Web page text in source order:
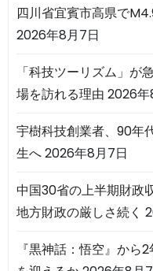
四川省宜賓市高県で
2026年8月7日
「科技ツーリズム」
場を訪れる理由 2026年
宇樹科技創業者、90年
生へ2026年8月7日
中国30省の上半期財
地方財政の厳しさ続く
『黒神話：悟空』か